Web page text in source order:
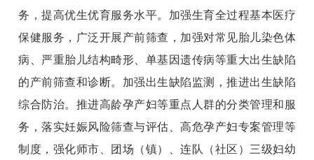
务，提高优生优育服务水平。加强生育全过程基本医疗
保健服务，广泛开展产前筛查，加强对常见胎儿染色体
病、严重胎儿结构畸形、单基因遗传病等重大出生缺陷
的产前筛查和诊断。加强出生缺陷监测，推进出生缺陷
综合防治。推进高龄孕产妇等重点人群的分类管理和服
务，落实妊娠风险筛查与评估、高危孕产妇专案管理等
制度，强化师市、团场（镇）、连队（社区）三级妇幼